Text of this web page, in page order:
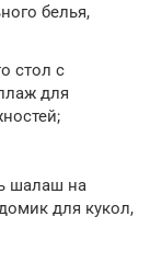
белья,
стол с
для
шалаш на
для кукол,